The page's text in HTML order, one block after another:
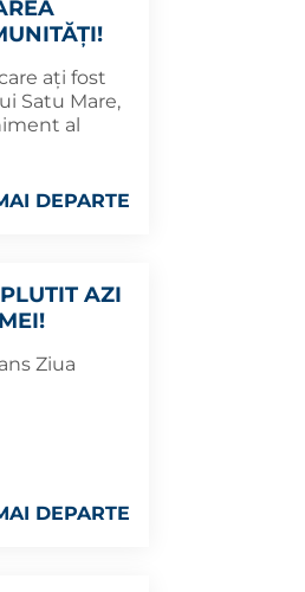
ați fost
Satu Mare,
al
DEPARTE
AZI
Ziua
DEPARTE